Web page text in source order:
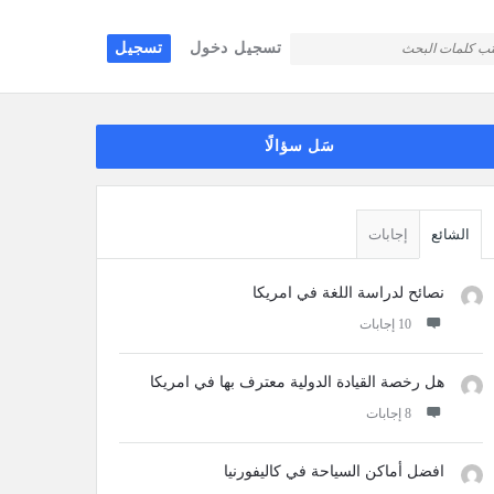
تسجيل دخول تسجيل
سَل سؤالًا
الشائع إجابات
نصائح لدراسة اللغة في امريكا
‫10 إجابات
هل رخصة القيادة الدولية معترف بها في امريكا
‫8 إجابات
افضل أماكن السياحة في كاليفورنيا